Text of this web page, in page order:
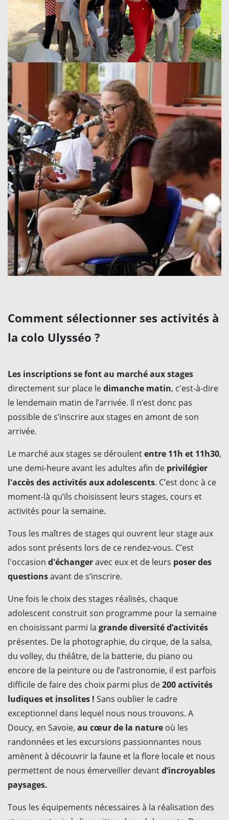
Comment sélectionner ses activités à
la colo Ulysséo ?
Les inscriptions se font au marché aux stages
directement sur place ledimanche matin, c'est-à-dire
le lendemain matin de l’arrivée. Il n’est donc pas
possible de s’inscrire aux stages en amont de son
arrivée.
Le marché aux stages se déroulententre 11h et 11h30,
une demi-heure avant les adultes afin de privilégier
l'accès des activités aux adolescents. C’est donc à ce
moment-là qu’ils choisissent leurs stages, cours et
activités pour la semaine.
Tous les maîtres de stages qui ouvrent leur stage aux
ados sont présents lors de ce rendez-vous. C’est
l'occasion d'échangeravec eux et de leurs poser des
questionsavant de s’inscrire.
Une fois le choix des stages réalisés, chaque
adolescent construit son programme pour la semaine
en choisissant parmi la grande diversité d’activités
présentes. De la photographie, du cirque, de la salsa,
du volley, du théâtre, de la batterie, du piano ou
encore de la peinture ou de l’astronomie, il est parfois
difficile de faire des choix parmi plus de200 activités
ludiques et insolites ! Sans oublier le cadre
exceptionnel dans lequel nous nous trouvons. A
Doucy, en Savoie, au cœur de la nature où les
randonnées et les excursions passionnantes nous
amènent à découvrir la faune et la flore locale et nous
permettent de nous émerveiller devantd’incroyables
paysages.
Tous les équipements nécessaires à la réalisation des